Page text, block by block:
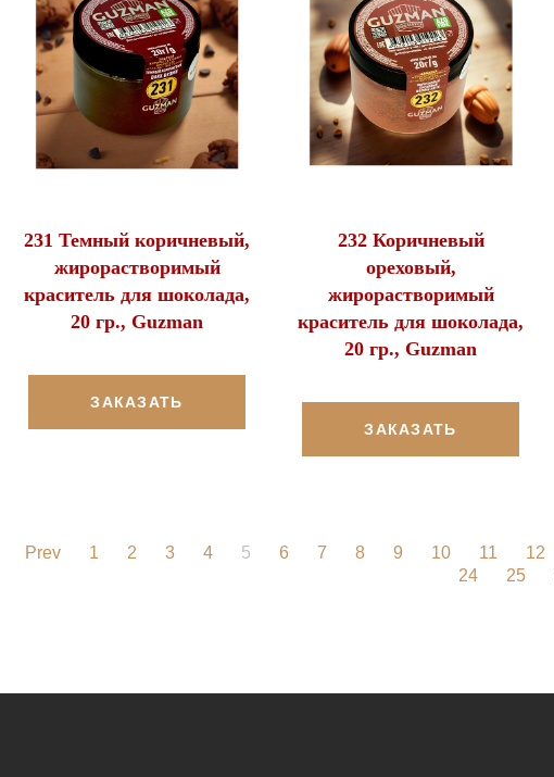
231 Темный коричневый,
жирорастворимый
краситель для шоколада,
20 гр., Guzman
ЗАКАЗАТЬ
232 Коричневый
ореховый,
жирорастворимый
краситель для шоколада,
20 гр., Guzman
ЗАКАЗАТЬ
Prev 1 2 3 4 5 6 7 8 9 10 11 12
24
25